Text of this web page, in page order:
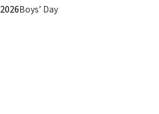
2026Boys’ Day